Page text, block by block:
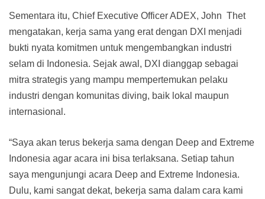
Sementara itu, Chief Executive Officer ADEX, John Thet
mengatakan, kerja sama yang erat dengan DXI menjadi
bukti nyata komitmen untuk mengembangkan industri
selam di Indonesia. Sejak awal, DXI dianggap sebagai
mitra strategis yang mampu mempertemukan pelaku
industri dengan komunitas diving, baik lokal maupun
internasional.
“Saya akan terus bekerja sama dengan Deep and Extreme
Indonesia agar acara ini bisa terlaksana. Setiap tahun
saya mengunjungi acara Deep and Extreme Indonesia.
Dulu, kami sangat dekat, bekerja sama dalam cara kami